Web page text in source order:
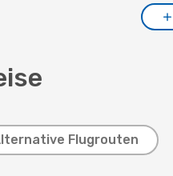
Flugrouten